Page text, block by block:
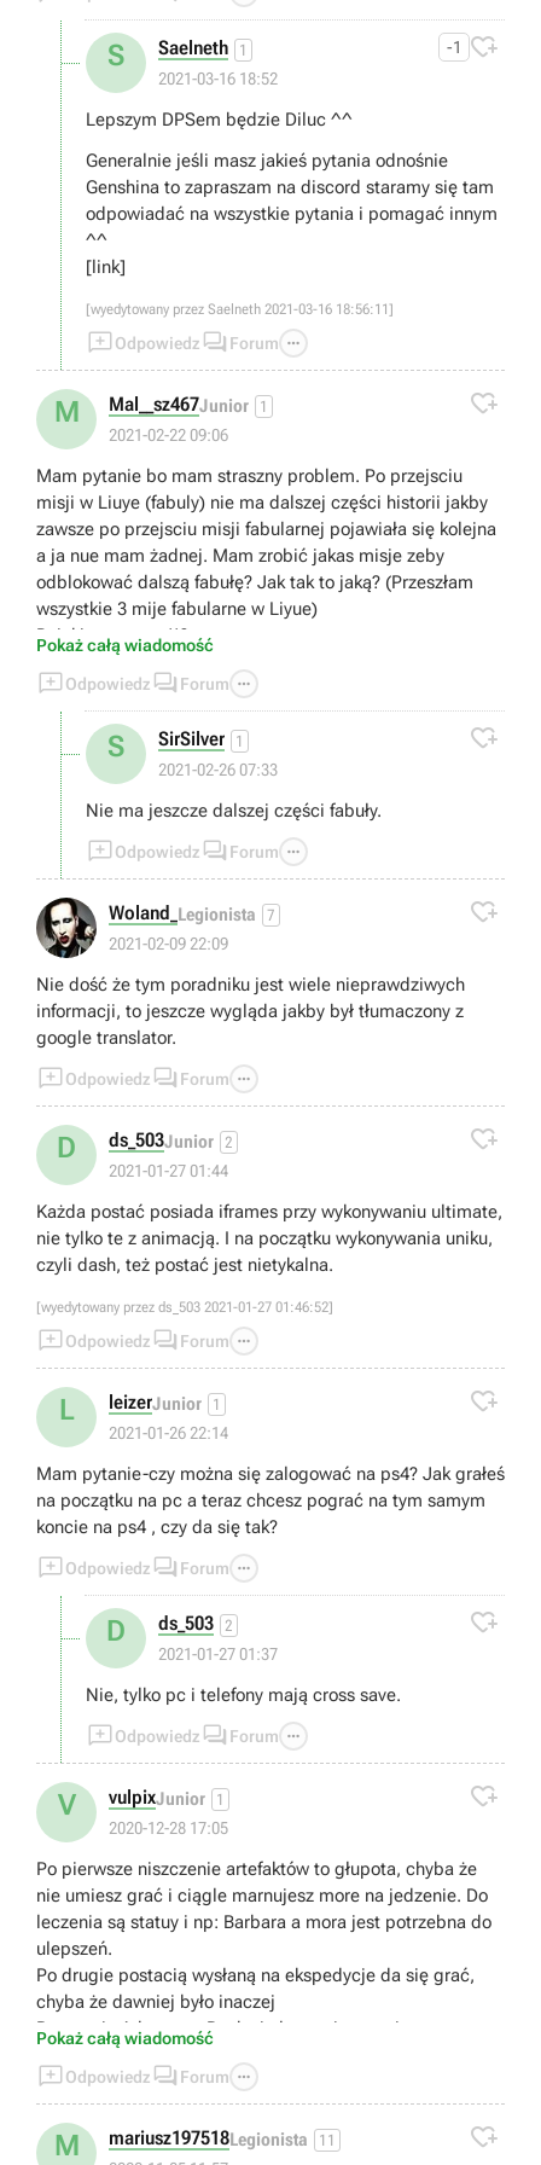
S Saelneth 1
2021-03-16 18:52
-1 
Lepszym DPSem będzie Diluc ^^
Generalnie jeśli masz jakieś pytania odnośnie
Genshina to zapraszam na discord staramy się tam
odpowiadać na wszystkie pytania i pomagać innym
^^
[link]
[wyedytowany przez Saelneth 2021-03-16 18:56:11]
Odpowiedz  Forum 
M Mal__sz467Junior 1
2021-02-22 09:06

Mam pytanie bo mam straszny problem. Po przejsciu
misji w Liuye (fabuly) nie ma dalszej części historii jakby
zawsze po przejsciu misji fabularnej pojawiała się kolejna
a ja nue mam żadnej. Mam zrobić jakas misje zeby
odblokować dalszą fabułę? Jak tak to jaką? (Przeszłam
wszystkie 3 mije fabularne w Liyue)
Dzięki za pomoc!!?
Pokaż całą wiadomość
Odpowiedz  Forum 
S SirSilver 1
2021-02-26 07:33

Nie ma jeszcze dalszej części fabuły.
Odpowiedz  Forum 
Woland_ Legionista 7
2021-02-09 22:09

Nie dość że tym poradniku jest wiele nieprawdziwych
informacji, to jeszcze wygląda jakby był tłumaczony z
google translator.
Odpowiedz  Forum 
D ds_503Junior 2
2021-01-27 01:44

Każda postać posiada iframes przy wykonywaniu ultimate,
nie tylko te z animacją. I na początku wykonywania uniku,
czyli dash, też postać jest nietykalna.
[wyedytowany przez ds_503 2021-01-27 01:46:52]
Odpowiedz  Forum 
L leizerJunior 1
2021-01-26 22:14

Mam pytanie-czy można się zalogować na ps4? Jak grałeś
na początku na pc a teraz chcesz pograć na tym samym
koncie na ps4 , czy da się tak?
Odpowiedz  Forum 
D ds_503 2
2021-01-27 01:37

Nie, tylko pc i telefony mają cross save.
Odpowiedz  Forum 
V vulpixJunior 1
2020-12-28 17:05

Po pierwsze niszczenie artefaktów to głupota, chyba że
nie umiesz grać i ciągle marnujesz more na jedzenie. Do
leczenia są statuy i np: Barbara a mora jest potrzebna do
ulepszeń.
Po drugie postacią wysłaną na ekspedycje da się grać,
chyba że dawniej było inaczej
Po trzecie Adventure Rank nie łączy się z poziomem, to
dlaczego ciągle wyskakuje mi abym podniósł Adventure
Rank abym mógł podnieść poziom broni,postaci itd
Po czwarte w Spiral Abyss da się leczyć jedzeniem
Po piąte na stronie z Shrines of Depths podobno jest
Pokaż całą wiadomość
Odpowiedz  Forum 
M mariusz197518Legionista 11 